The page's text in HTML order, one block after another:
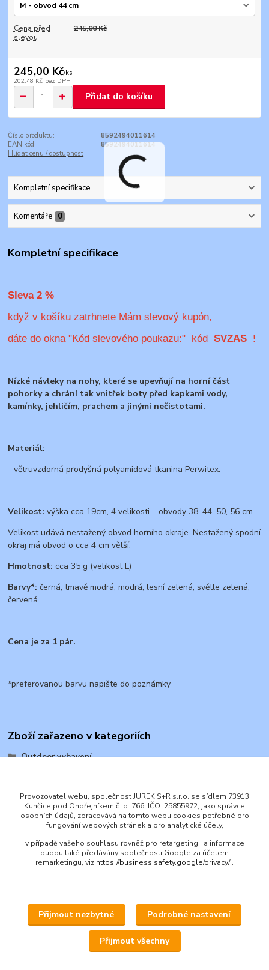
Cena před
slevou
245,00 Kč
245,00 Kč/ks
202,48 Kč bez DPH
Přidat do košíku
Číslo produktu:
8592494011614
EAN kód:
8592494011614
Hlídat cenu / dostupnost
Kompletní specifikace
Komentáře 0
Kompletní specifikace
Sleva 2 %
když v košíku zatrhnete Mám slevový kupón,
dáte do okna "Kód slevového poukazu:" kódSVZAS !
Nízké návleky na nohy, které se upevňují na horní část
pohorky a chrání tak vnitřek boty před kapkami vody,
kamínky, jehličím, prachem a jinými nečistotami.
Materiál:
- větruvzdorná prodyšná polyamidová tkanina Perwitex.
Velikost:výška cca 19cm, 4 velikosti – obvody 38, 44, 50, 56 cm
Velikost udává nestažený obvod horního okraje. Nestažený spodní
okraj má obvod o cca 4 cm větší.
Hmotnost: cca 35 g (velikost L)
Barvy*:černá, tmavě modrá, modrá, lesní zelená, světle zelená,
červená
Cena je za 1 pár.
*preferovanou barvu napište do poznámky
Zboží zařazeno v kategoriích
Outdoor vybavení
ENGLISH
© 2016 JUREK S+R s.r.o., IČ 25855972
Provozovatel webu, společnost JUREK S+R s.r.o. se sídlem 73913
Kunčice pod Ondřejníkem č. p. 766, IČO: 25855972, jako správce
osobních údajů, zpracovává na tomto webu cookies potřebné pro
fungování webových stránek a pro analytické účely,
v případě vašeho souhlasu rovněž pro retargeting, a informace
budou také předávány společnosti Google za účelem
remarketingu, viz https://business.safety.google/privacy/.
Přijmout nezbytné Podrobné nastavení
Přijmout všechny